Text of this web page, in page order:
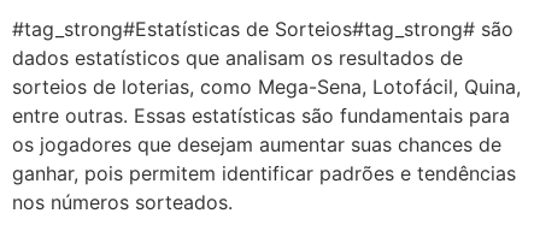
#tag_strong#Estatísticas de Sorteios#tag_strong# são
dados estatísticos que analisam os resultados de
sorteios de loterias, como Mega-Sena, Lotofácil, Quina,
entre outras. Essas estatísticas são fundamentais para
os jogadores que desejam aumentar suas chances de
ganhar, pois permitem identificar padrões e tendências
nos números sorteados.